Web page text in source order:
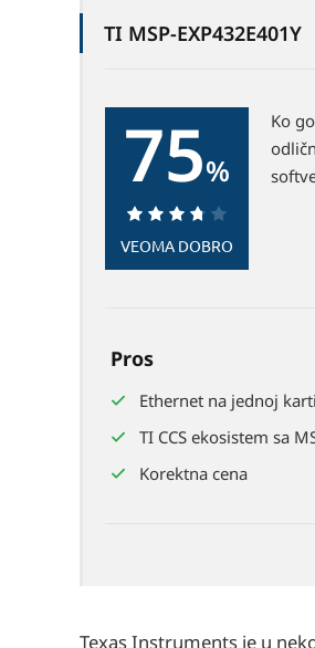
TI MSP-EXP432E401Y
75%
75%
VEOMA DOBRO
Ko
Pros
Ethernet na jednoj
TI CCS ekosistem sa
Korektna cena
Texas Instruments je u